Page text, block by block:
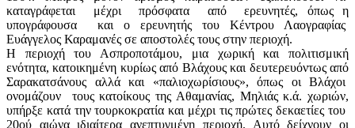
καταγράφεται μέχρι πρόσφατα από ερευνητές, όπως η
υπογράφουσα και ο ερευνητής του Κέντρου Λαογραφίας
Ευάγγελος Καραμανές σε αποστολές τους στην περιοχή.
Η περιοχή του Ασπροποτάμου, μια χωρική και πολιτισμική
ενότητα, κατοικημένη κυρίως από Βλάχους και δευτερευόντως από
Σαρακατσάνους αλλά και «παλιοχωρίσιους», όπως οι Βλάχοι
ονομάζουν τους κατοίκους της Αθαμανίας, Μηλιάς κ.ά. χωριών,
υπήρξε κατά την τουρκοκρατία και μέχρι τις πρώτες δεκαετίες του
20ού αιώνα ιδιαίτερα ανεπτυγμένη περιοχή. Αυτό δείχνουν οι